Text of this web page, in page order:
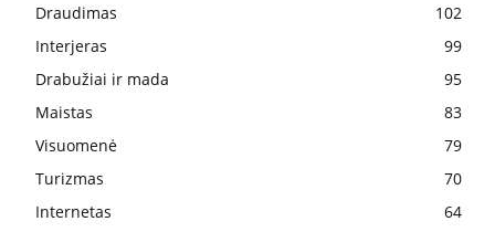
Draudimas
102
Interjeras
99
Drabužiai ir mada
95
Maistas
83
Visuomenė
79
Turizmas
70
Internetas
64